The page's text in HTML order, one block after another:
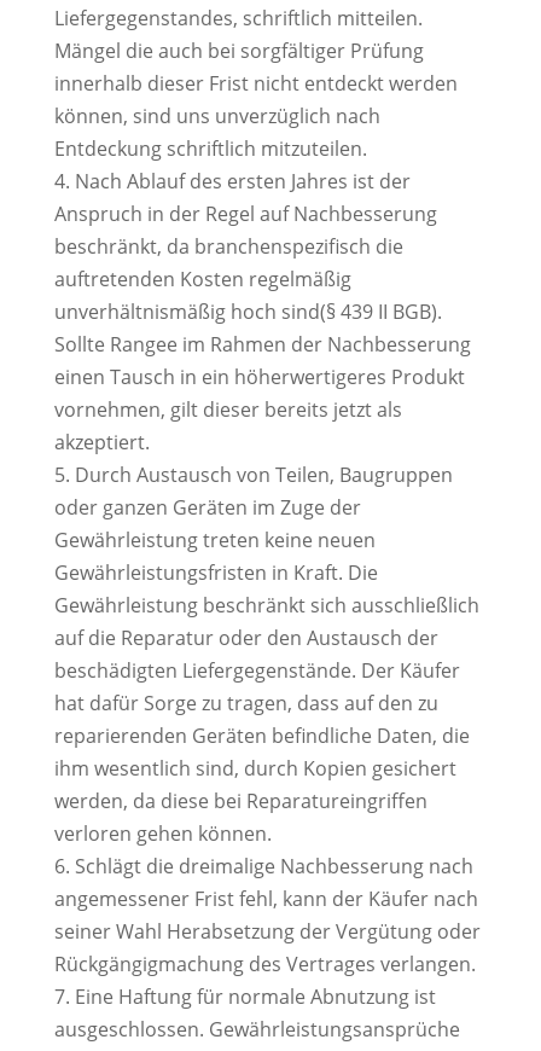
Liefergegenstandes, schriftlich mitteilen.
Mängel die auch bei sorgfältiger Prüfung
innerhalb dieser Frist nicht entdeckt werden
können, sind uns unverzüglich nach
Entdeckung schriftlich mitzuteilen.
4. Nach Ablauf des ersten Jahres ist der
Anspruch in der Regel auf Nachbesserung
beschränkt, da branchenspezifisch die
auftretenden Kosten regelmäßig
unverhältnismäßig hoch sind(§ 439 II BGB).
Sollte Rangee im Rahmen der Nachbesserung
einen Tausch in ein höherwertigeres Produkt
vornehmen, gilt dieser bereits jetzt als
akzeptiert.
5. Durch Austausch von Teilen, Baugruppen
oder ganzen Geräten im Zuge der
Gewährleistung treten keine neuen
Gewährleistungsfristen in Kraft. Die
Gewährleistung beschränkt sich ausschließlich
auf die Reparatur oder den Austausch der
beschädigten Liefergegenstände. Der Käufer
hat dafür Sorge zu tragen, dass auf den zu
reparierenden Geräten befindliche Daten, die
ihm wesentlich sind, durch Kopien gesichert
werden, da diese bei Reparatureingriffen
verloren gehen können.
6. Schlägt die dreimalige Nachbesserung nach
angemessener Frist fehl, kann der Käufer nach
seiner Wahl Herabsetzung der Vergütung oder
Rückgängigmachung des Vertrages verlangen.
7. Eine Haftung für normale Abnutzung ist
ausgeschlossen. Gewährleistungsansprüche